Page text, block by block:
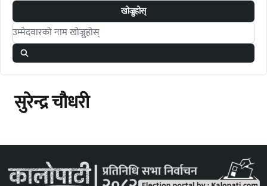
खोज्नुहोस्
Search candidates
सुरेन्द्र चौधरी